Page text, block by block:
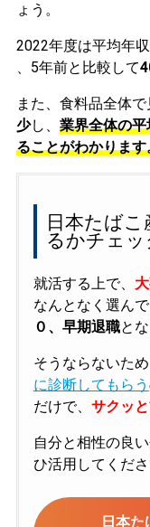
ょう。
2022年度は平均年
、5年前と比較して
また、食料品全体
少し、 業界全体の
ることがわかります
日本たば
るかチェッ
就活する上で、
なんとなく選ん
０、早期退職と
そうならないた
に診断してもらう
だけで、 サクッ
自分と相性の良
ひ活用してくださ
日本た